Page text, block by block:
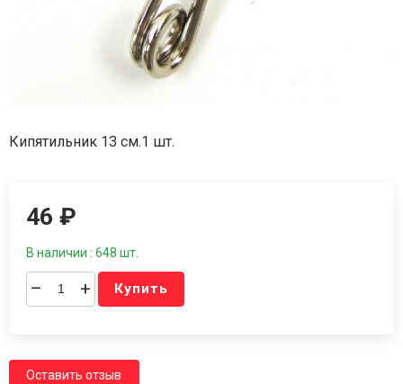
Кипятильник 13 см.1 шт.
46₽
В наличии : 648 шт.
– + Купить
Оставить отзыв